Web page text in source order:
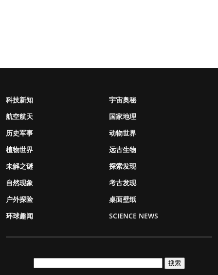
科技新知
宇宙奥秘
航空航天
国家地理
历史军事
动物世界
植物世界
远古生物
未解之谜
探索发现
自然现象
考古发现
户外探险
桌面壁纸
环球趣闻
SCIENCE NEWS